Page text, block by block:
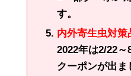
す。
内外寄生虫対
2022年は2/22
クーポンが出ま